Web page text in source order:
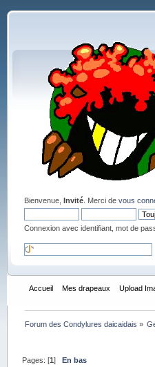
Bienvenue, Invité. Merci de vous
Connexion avec identifiant, mot de
Accueil Mes drapeaux Upload
Forum des Condylures daicaidais »
Pages: [1]En bas